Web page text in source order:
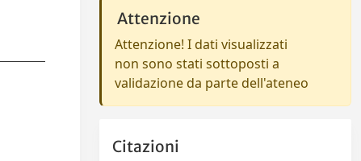
Attenzione
Attenzione! I dati visualizzati
non sono stati sottoposti a
validazione da parte dell'ateneo
Citazioni